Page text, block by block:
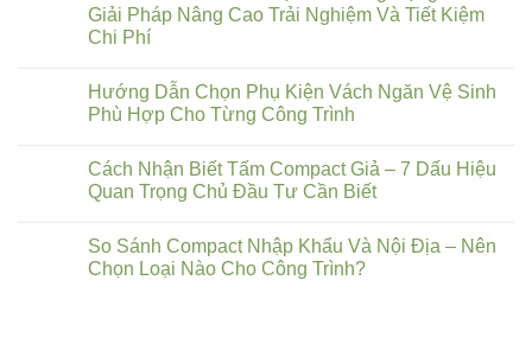
Giải Pháp Nâng Cao Trải Nghiệm Và Tiết Kiệm
Chi Phí
Hướng Dẫn Chọn Phụ Kiện Vách Ngăn Vệ Sinh
Phù Hợp Cho Từng Công Trình
Cách Nhận Biết Tấm Compact Giả – 7 Dấu Hiệu
Quan Trọng Chủ Đầu Tư Cần Biết
So Sánh Compact Nhập Khẩu Và Nội Địa – Nên
Chọn Loại Nào Cho Công Trình?